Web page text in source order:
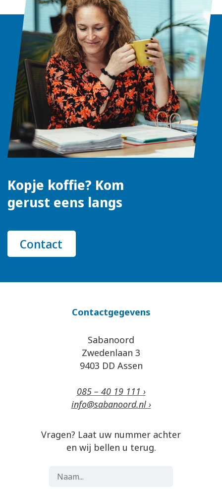
Kopje koffie? Kom
gerust eens langs
Contact
Contactgegevens
Sabanoord
Zwedenlaan 3
9403 DD Assen
085 – 40 19 111 ›
info@sabanoord.nl ›
Vragen? Laat uw nummer achter
en wij bellen u terug.